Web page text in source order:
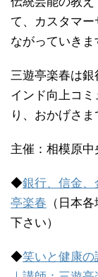
て、カスタマ
ながっていきま
三遊亭楽春は
インド向上コ
り、おかげさま
主催：相模原中
◆銀行、信金
亭楽春 （日本
下さい）
◆笑いと健康